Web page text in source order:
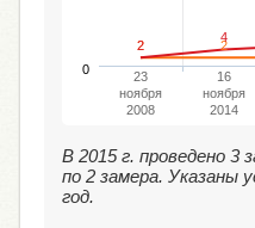
2 2
2
4
23
ноября
2008
16
ноября
2014
0
В 2015 г. проведено 3
по 2 замера. Указаны
год.